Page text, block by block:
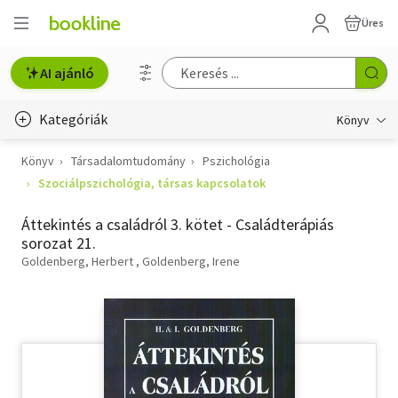
Üres
AI ajánló
Kategóriák Könyv
Életmód, egészség
Gyermek- és ifjúsági
Könyv Társadalomtudomány
Pszichológia
Szociálpszichológia, társas kapcsolatok
Áttekintés a családról 3. kötet - Családterápiás
sorozat 21.
Goldenberg, Herbert Goldenberg, Irene